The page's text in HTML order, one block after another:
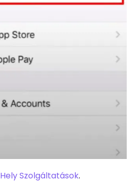
Hely Szolgáltatások.